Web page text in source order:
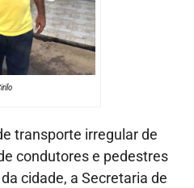
transporte irregular de
condutores e pedestres
cidade, a Secretaria de